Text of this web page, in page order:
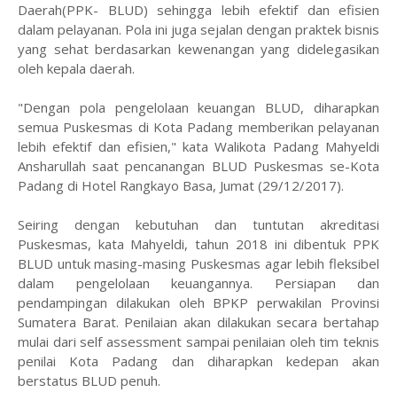
Daerah(PPK- BLUD) sehingga lebih efektif dan efisien
dalam pelayanan. Pola ini juga sejalan dengan praktek bisnis
yang sehat berdasarkan kewenangan yang didelegasikan
oleh kepala daerah.
"Dengan pola pengelolaan keuangan BLUD, diharapkan
semua Puskesmas di Kota Padang memberikan pelayanan
lebih efektif dan efisien," kata Walikota Padang Mahyeldi
Ansharullah saat pencanangan BLUD Puskesmas se-Kota
Padang di Hotel Rangkayo Basa, Jumat (29/12/2017).
Seiring dengan kebutuhan dan tuntutan akreditasi
Puskesmas, kata Mahyeldi, tahun 2018 ini dibentuk PPK
BLUD untuk masing-masing Puskesmas agar lebih fleksibel
dalam pengelolaan keuangannya. Persiapan dan
pendampingan dilakukan oleh BPKP perwakilan Provinsi
Sumatera Barat. Penilaian akan dilakukan secara bertahap
mulai dari self assessment sampai penilaian oleh tim teknis
penilai Kota Padang dan diharapkan kedepan akan
berstatus BLUD penuh.